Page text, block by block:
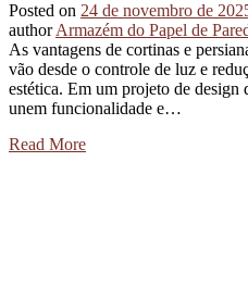
Posted on 24 de novembro de
author Armazém do Papel de
As vantagens de cortinas e
vão desde o controle de luz e
estética. Em um projeto de design
unem funcionalidade e…
Read More